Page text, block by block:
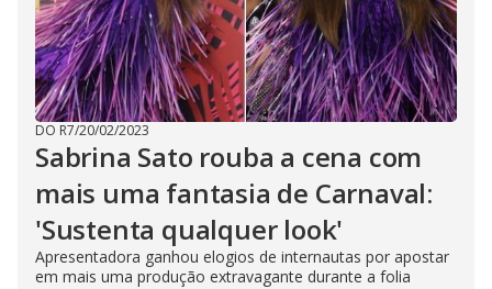
DO R7/20/02/2023
Sabrina Sato rouba a cena com
mais uma fantasia de Carnaval:
'Sustenta qualquer look'
Apresentadora ganhou elogios de internautas por apostar
em mais uma produção extravagante durante a folia